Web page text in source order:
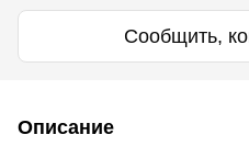
Сообщить,
Описание